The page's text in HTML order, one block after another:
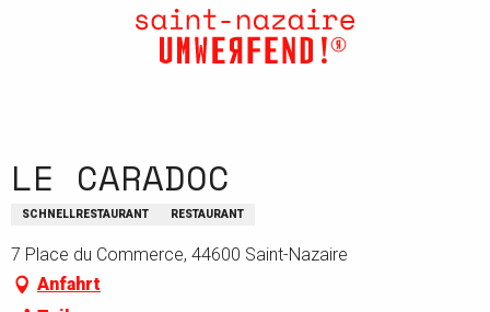
LE CARADOC
SCHNELLRESTAURANT RESTAURANT
7 Place du Commerce, 44600 Saint-Nazaire
Anfahrt